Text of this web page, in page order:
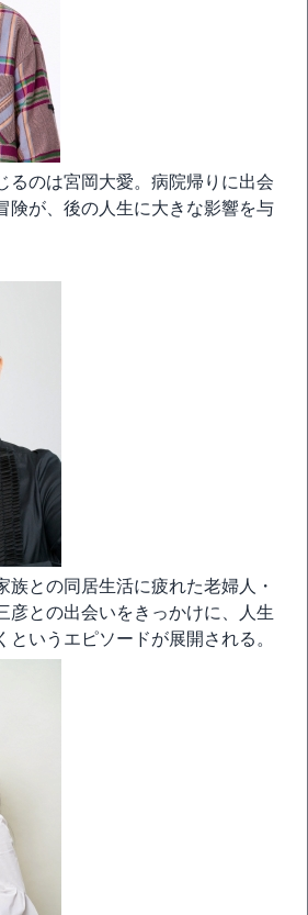
るのは宮岡大愛。病院帰りに出会
険が、後の人生に大きな影響を与
族との同居生活に疲れた老婦人・
彦との出会いをきっかけに、人生
というエピソードが展開される。